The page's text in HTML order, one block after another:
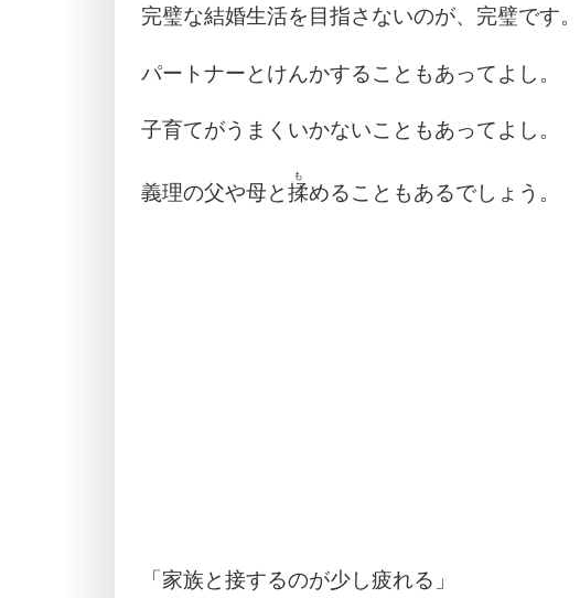
完璧な結婚生活を目指さないのが、完璧です。
パートナーとけんかすることもあってよし。
子育てがうまくいかないこともあってよし。
義理の父や母と揉
も
めることもあるでしょう。
「家族と接するのが少し疲れる」